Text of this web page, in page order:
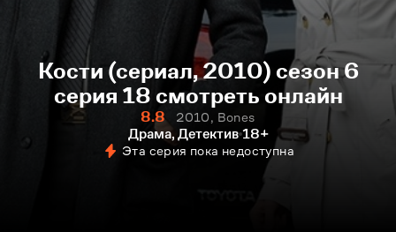
Кости (сериал, 2010) сезон 6
серия 18 смотреть онлайн
8.8
2010, Bones
Драма, Детектив 18+
Эта серия пока недоступна